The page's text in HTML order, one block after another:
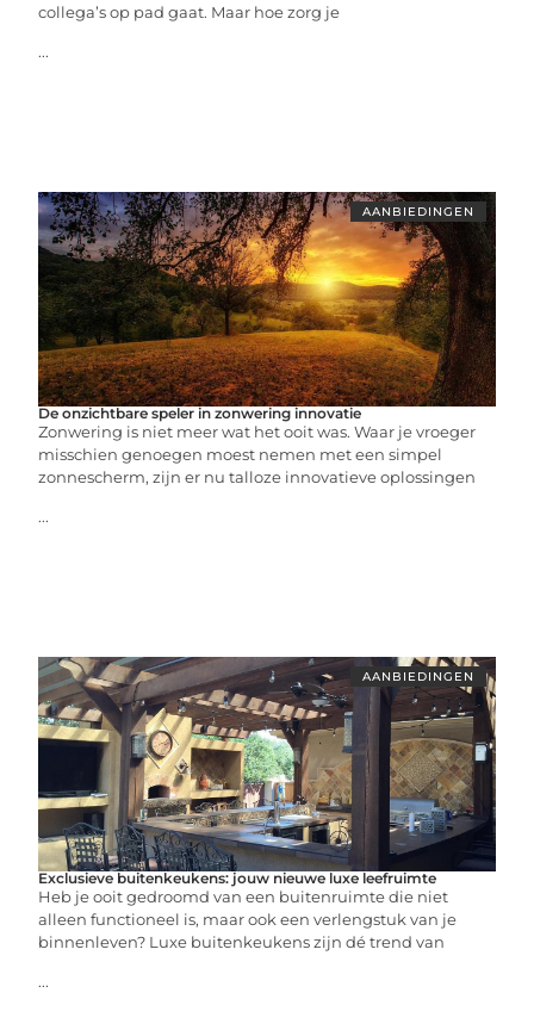
collega’s op pad gaat. Maar hoe zorg je
...
AANBIEDINGEN
De onzichtbare speler in zonwering innovatie
Zonwering is niet meer wat het ooit was. Waar je vroeger
misschien genoegen moest nemen met een simpel
zonnescherm, zijn er nu talloze innovatieve oplossingen
...
AANBIEDINGEN
Exclusieve buitenkeukens: jouw nieuwe luxe leefruimte
Heb je ooit gedroomd van een buitenruimte die niet
alleen functioneel is, maar ook een verlengstuk van je
binnenleven? Luxe buitenkeukens zijn dé trend van
...